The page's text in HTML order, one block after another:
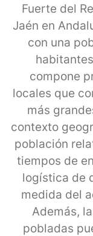
Fuerte del
Jaén en
con una
compone
locales que
más
contexto
población
tiempos de
logística de
medida del
Además,
pobladas